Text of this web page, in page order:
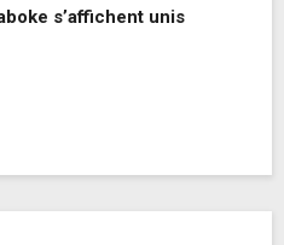
s’affichent unis